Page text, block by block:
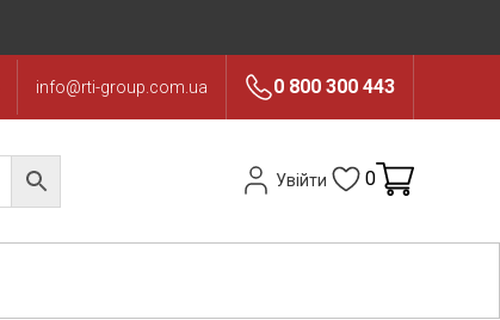
info@rti-group.com.ua 0 800 300 443
Увійти 0